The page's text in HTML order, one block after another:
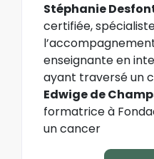
Stéphanie
certifiée,
enseignante en
ayant traversé un
Edwige de
formatrice à
un cancer